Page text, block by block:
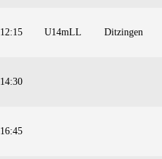
12:15 U14mLL Ditzingen
14:30
16:45